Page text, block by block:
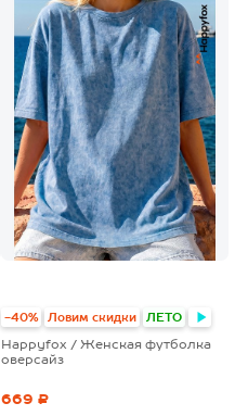
-40% Ловим скидки ЛЕТО
Happyfox / Женская футболка
оверсайз
669 ₽